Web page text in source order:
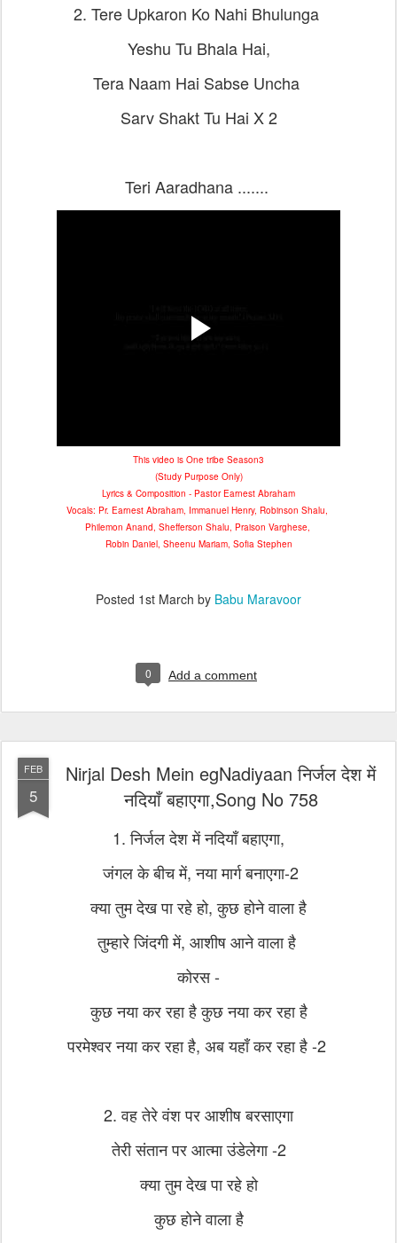
2.⁠ ⁠Tere Upkaron Ko Nahi Bhulunga
Yeshu Tu Bhala Hai,
Tera Naam Hai Sabse Uncha
Sarv Shakt Tu Hai X 2
Teri Aaradhana .......
This video is One tribe Season3
(Study Purpose Only)
Lyrics & Composition - Pastor Earnest Abraham
Vocals: Pr. Earnest Abraham, Immanuel Henry, Robinson Shalu,
Philemon Anand, Shefferson Shalu, Praison Varghese,
Robin Daniel, Sheenu Mariam, Sofia Stephen
Posted 1st March by Babu Maravoor
0 Add a comment
FEB
5
Nirjal Desh Mein egNadiyaan निर्जल देश में
नदियाँ बहाएगा,Song No 758
1. निर्जल देश में नदियाँ बहाएगा,
जंगल के बीच में, नया मार्ग बनाएगा-2
क्या तुम देख पा रहे हो, कुछ होने वाला है
तुम्हारे जिंदगी में, आशीष आने वाला है
कोरस -
कुछ नया कर रहा है कुछ नया कर रहा है
परमेश्वर नया कर रहा है, अब यहाँ कर रहा है -2
2. वह तेरे वंश पर आशीष बरसाएगा
तेरी संतान पर आत्मा उंडेलेगा -2
क्या तुम देख पा रहे हो
कुछ होने वाला है